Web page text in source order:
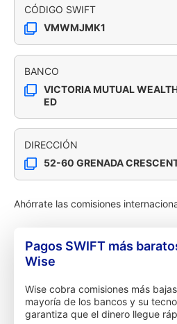
CÓDIGO SWIFT
VMWMJMK1
BANCO
VICTORIA MUTUAL
ED
DIRECCIÓN
52-60 GRENADA
Ahórrate las comisiones
Pagos SWIFT más
Wise
Wise cobra comisiones más
mayoría de los bancos y su
garantiza que el dinero llegue